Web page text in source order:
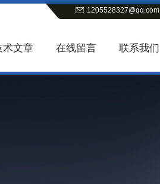
1205528327@qq.com
术文章 在线留言 联系我们